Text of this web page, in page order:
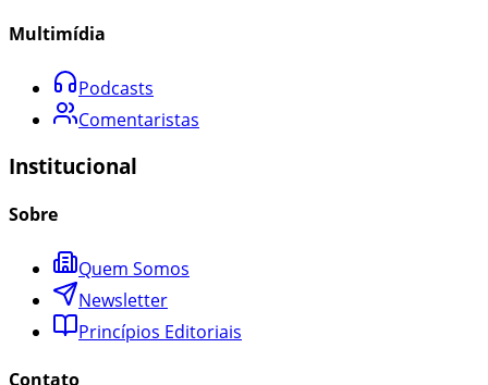
Multimídia
Podcasts
Comentaristas
Institucional
Sobre
Quem Somos
Newsletter
Princípios Editoriais
Contato